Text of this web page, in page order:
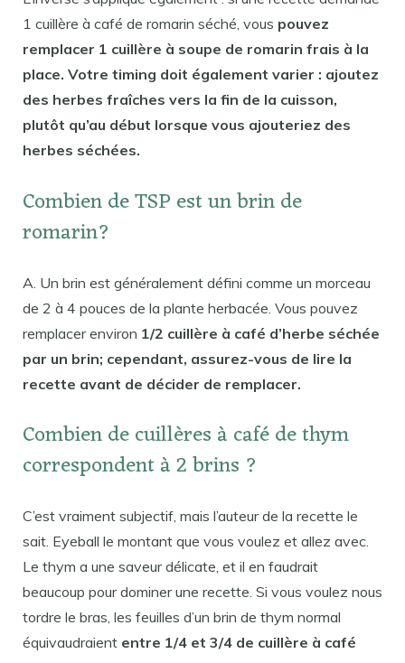
1 cuillère à café de romarin séché, vous pouvez
remplacer 1 cuillère à soupe de romarin frais à la
place. Votre timing doit également varier : ajoutez
des herbes fraîches vers la fin de la cuisson,
plutôt qu’au début lorsque vous ajouteriez des
herbes séchées.
Combien de TSP est un brin de
romarin?
A. Un brin est généralement défini comme un morceau
de 2 à 4 pouces de la plante herbacée. Vous pouvez
remplacer environ 1/2 cuillère à café d’herbe séchée
par un brin; cependant, assurez-vous de lire la
recette avant de décider de remplacer.
Combien de cuillères à café de thym
correspondent à 2 brins ?
C’est vraiment subjectif, mais l’auteur de la recette le
sait. Eyeball le montant que vous voulez et allez avec.
Le thym a une saveur délicate, et il en faudrait
beaucoup pour dominer une recette. Si vous voulez nous
tordre le bras, les feuilles d’un brin de thym normal
équivaudraient entre 1/4 et 3/4 de cuillère à café